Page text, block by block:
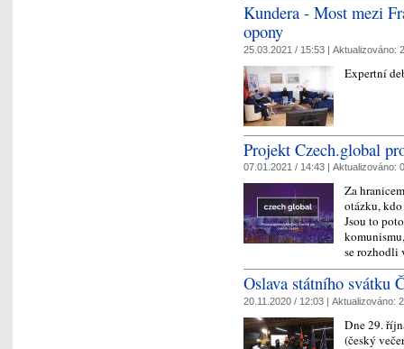
Kundera - Most mezi
opony
25.03.2021 / 15:53 | Aktualizováno:
Expertní
Projekt Czech.global
07.01.2021 / 14:43 | Aktualizováno:
Za
otázku, kdo
Jsou to
se
Oslava státního svátku
20.11.2020 / 12:03 | Aktualizováno:
Dne 29.
(český